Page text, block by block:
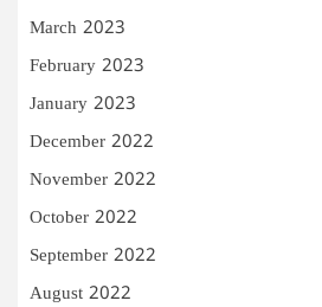
March 2023
February 2023
January 2023
December 2022
November 2022
October 2022
September 2022
August 2022